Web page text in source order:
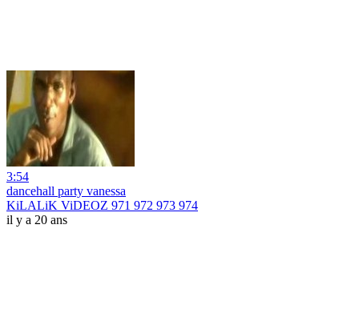
3:54
dancehall party vanessa
KiLALiK ViDEOZ 971 972 973 974
il y a 20 ans